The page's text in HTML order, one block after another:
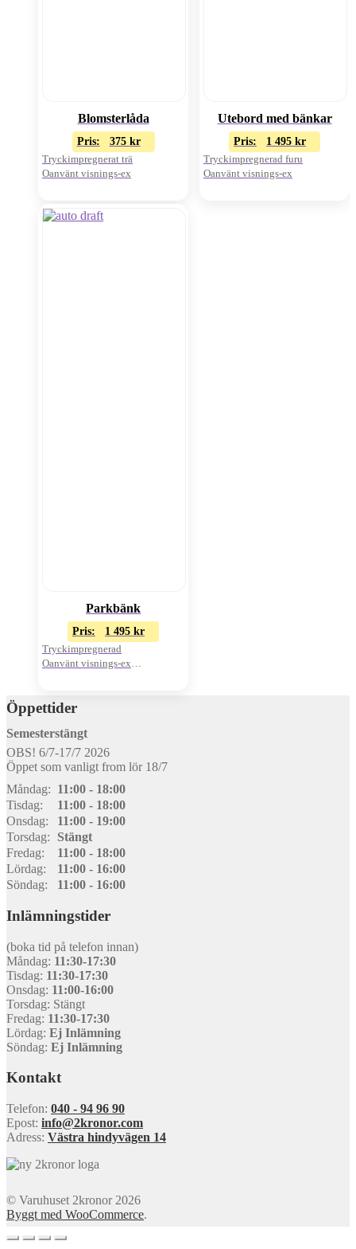
Blomsterlåda
Pris: 375 kr
Tryckimpregnerat trä
Oanvänt visnings-ex
Utebord med bänkar
Pris: 1 495 kr
Tryckimpregnerad furu
Oanvänt visnings-ex
Parkbänk
Pris: 1 495 kr
Tryckimpregnerad
Oanvänt visnings-ex
Öppettider
Semesterstängt
OBS! 6/7-17/7 2026
Öppet som vanligt from lör 18/7
Måndag: 11:00 - 18:00
Tisdag:
11:00 - 18:00
Onsdag:
11:00 - 19:00
Torsdag:
Stängt
Fredag:
11:00 - 18:00
Lördag:
11:00 - 16:00
Söndag:
11:00 - 16:00
Inlämningstider
(boka tid på telefon innan)
Måndag: 11:30-17:30
Tisdag: 11:30-17:30
Onsdag: 11:00-16:00
Torsdag: Stängt
Fredag: 11:30-17:30
Lördag: Ej Inlämning
Söndag: Ej Inlämning
Kontakt
Telefon: 040 - 94 96 90
Epost: info@2kronor.com
Adress: Västra hindyvägen 14
© Varuhuset 2kronor 2026
Byggt med WooCommerce.